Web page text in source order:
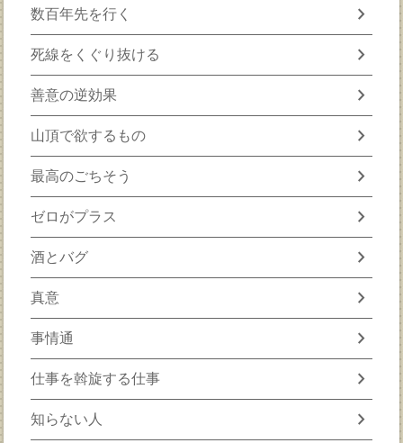
数百年先を行く chevron_right
死線をくぐり抜ける chevron_right
善意の逆効果 chevron_right
山頂で欲するもの chevron_right
最高のごちそう chevron_right
ゼロがプラス chevron_right
酒とバグ chevron_right
真意 chevron_right
事情通 chevron_right
仕事を斡旋する仕事 chevron_right
知らない人 chevron_right